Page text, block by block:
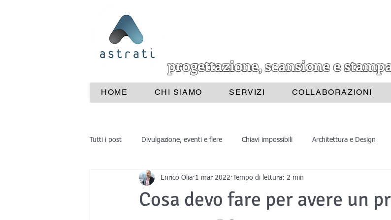
progettazione, scansione e
HOME CHI SIAMO SERVIZI COLLABORAZIONI
Tutti i post Divulgazione, eventi e fiere Chiavi impossibili Architettura e Design
Industrie e aziende Medicina Progettazione 3D
progettazione 3D
Cosa devo fare per avere un
Enrico Olia 1 mar 2022 Tempo di lettura: 2 min